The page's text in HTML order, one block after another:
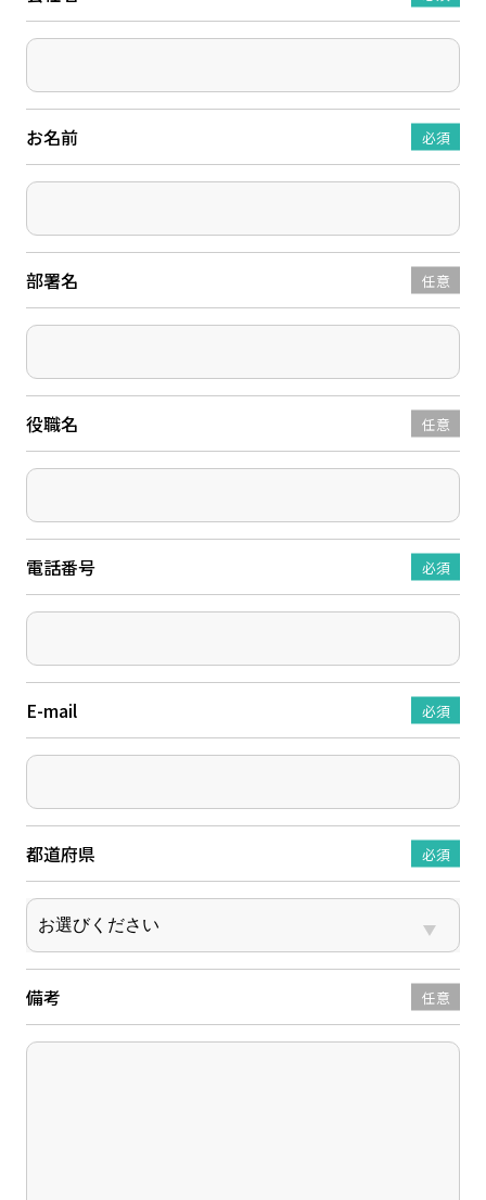
お名前 必須
部署名 任意
役職名 任意
電話番号 必須
E-mail 必須
都道府県 必須
備考 任意